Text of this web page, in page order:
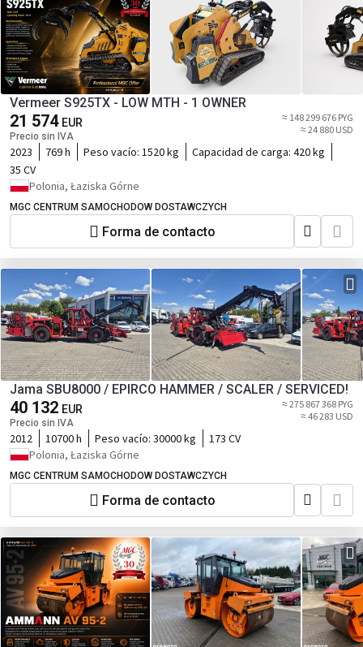
Vermeer S925TX - LOW MTH - 1 OWNER
21 574 EUR
Precio sin IVA
≈ 148 299 676 PYG
≈ 24 880 USD
2023 769 h Peso vacío: 1520 kg Capacidad de carga: 420 kg
35 CV
Polonia, Łaziska Górne
MGC CENTRUM SAMOCHODOW DOSTAWCZYCH
Forma de contacto
Jama SBU8000 / EPIRCO HAMMER / SCALER / SERVICED!
40 132 EUR
Precio sin IVA
≈ 275 867 368 PYG
≈ 46 283 USD
2012 10700 h Peso vacío: 30000 kg
173 CV
Polonia, Łaziska Górne
MGC CENTRUM SAMOCHODOW DOSTAWCZYCH
Forma de contacto